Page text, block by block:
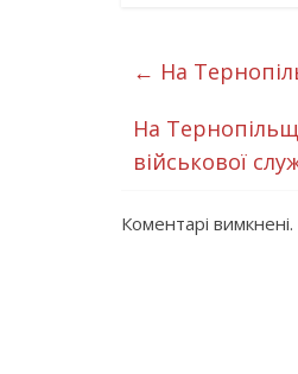
← На
На
військової
Коментарі вимкнені.